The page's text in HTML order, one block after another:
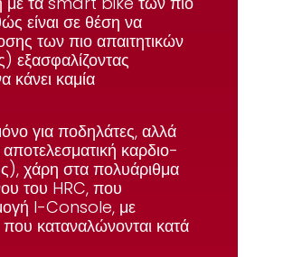
είναι σε θέση να
των πιο απαιτητικών
) εξασφαλίζοντας
κάνει καμία
για ποδηλάτες, αλλά
καρδιο-
), χάρη στα πολυάριθμα
του HRC, που
I-Console, με
που καταναλώνονται κατά